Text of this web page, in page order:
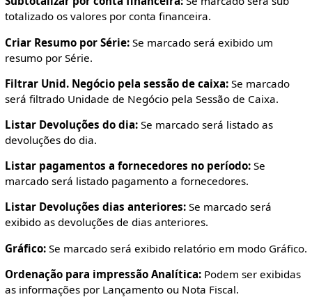
totalizado os valores por conta financeira.
Criar Resumo por Série:Se marcado será exibido um
resumo por Série.
Filtrar Unid. Negócio pela sessão de caixa: Se marcado
será filtrado Unidade de Negócio pela Sessão de Caixa.
Listar Devoluções do dia: Se marcado será listado as
devoluções do dia.
Listar pagamentos a fornecedores no período: Se
marcado será listado pagamento a fornecedores.
Listar Devoluções dias anteriores: Se marcado será
exibido as devoluções de dias anteriores.
Gráfico: Se marcado será exibido relatório em modo Gráfico.
Ordenação para impressão Analítica: Podem ser exibidas
as informações por Lançamento ou Nota Fiscal.